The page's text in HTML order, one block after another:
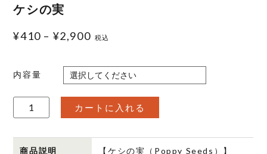
ケシの実
¥410 – ¥2,900 税込
内容量
シ
実
カートに入れる
商品説明
【ケシの実（Poppy Seeds）】